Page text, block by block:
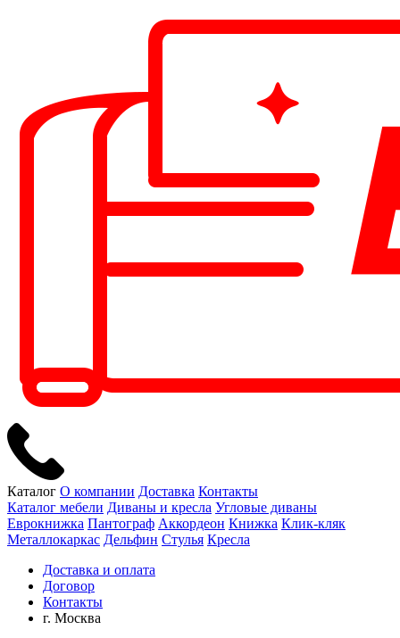
Каталог О компании Доставка Контакты
Каталог мебели Диваны и кресла Угловые диваны
Еврокнижка Пантограф Аккордеон Книжка Клик-кляк
Металлокаркас Дельфин Стулья Кресла
Доставка и оплата
Договор
Контакты
г. Москва